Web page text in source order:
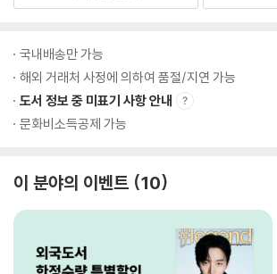
국내배송만 가능
해외 거래처 사정에 의하여 품절/지연 가능
도서 정보 중 미표기 사항 안내
문화비소득공제 가능
이 분야의 이벤트 10